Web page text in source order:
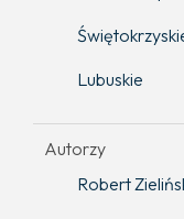
Lubuskie
Autorzy
Robert